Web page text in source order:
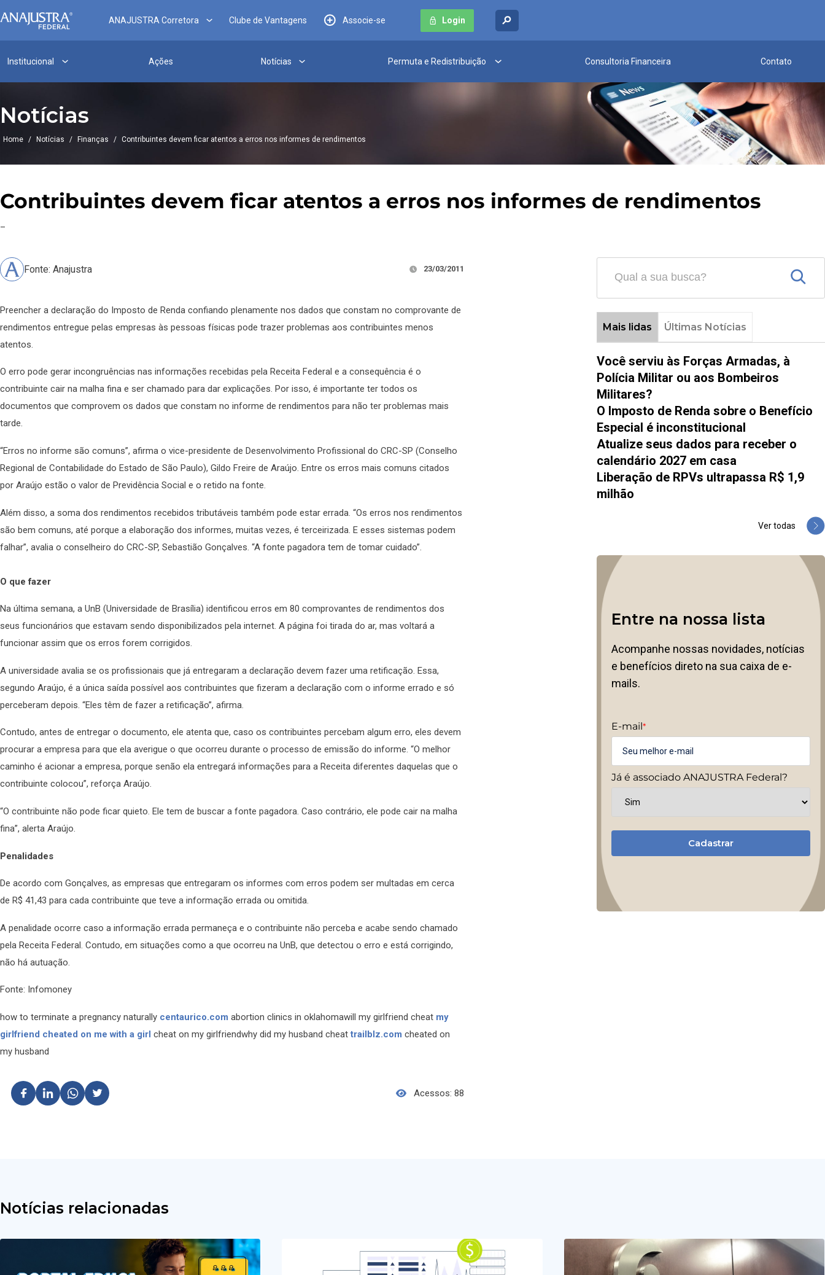
ANAJUSTRA Corretora Clube de Vantagens Associe-se Login
Institucional Ações Notícias Permuta e Redistribuição Consultoria Financeira Contato
Notícias
Home / Notícias / Finanças / Contribuintes devem ficar atentos a erros nos informes de rendimentos
Contribuintes devem ficar atentos a erros nos informes de rendimentos
–
Fonte: Anajustra 23/03/2011
Preencher a declaração do Imposto de Renda confiando plenamente nos dados que constam no comprovante de
rendimentos entregue pelas empresas às pessoas físicas pode trazer problemas aos contribuintes menos
atentos.
O erro pode gerar incongruências nas informações recebidas pela Receita Federal e a consequência é o
contribuinte cair na malha fina e ser chamado para dar explicações. Por isso, é importante ter todos os
documentos que comprovem os dados que constam no informe de rendimentos para não ter problemas mais
tarde.
“Erros no informe são comuns”, afirma o vice-presidente de Desenvolvimento Profissional do CRC-SP (Conselho
Regional de Contabilidade do Estado de São Paulo), Gildo Freire de Araújo. Entre os erros mais comuns citados
por Araújo estão o valor de Previdência Social e o retido na fonte.
Além disso, a soma dos rendimentos recebidos tributáveis também pode estar errada. “Os erros nos rendimentos
são bem comuns, até porque a elaboração dos informes, muitas vezes, é terceirizada. E esses sistemas podem
falhar”, avalia o conselheiro do CRC-SP, Sebastião Gonçalves. “A fonte pagadora tem de tomar cuidado”.
O que fazer
Na última semana, a UnB (Universidade de Brasília) identificou erros em 80 comprovantes de rendimentos dos
seus funcionários que estavam sendo disponibilizados pela internet. A página foi tirada do ar, mas voltará a
funcionar assim que os erros forem corrigidos.
A universidade avalia se os profissionais que já entregaram a declaração devem fazer uma retificação. Essa,
segundo Araújo, é a única saída possível aos contribuintes que fizeram a declaração com o informe errado e só
perceberam depois. “Eles têm de fazer a retificação”, afirma.
Contudo, antes de entregar o documento, ele atenta que, caso os contribuintes percebam algum erro, eles devem
procurar a empresa para que ela averigue o que ocorreu durante o processo de emissão do informe. “O melhor
caminho é acionar a empresa, porque senão ela entregará informações para a Receita diferentes daquelas que o
contribuinte colocou”, reforça Araújo.
“O contribuinte não pode ficar quieto. Ele tem de buscar a fonte pagadora. Caso contrário, ele pode cair na malha
fina”, alerta Araújo.
Penalidades
De acordo com Gonçalves, as empresas que entregaram os informes com erros podem ser multadas em cerca
de R$ 41,43 para cada contribuinte que teve a informação errada ou omitida.
A penalidade ocorre caso a informação errada permaneça e o contribuinte não perceba e acabe sendo chamado
pela Receita Federal. Contudo, em situações como a que ocorreu na UnB, que detectou o erro e está corrigindo,
não há autuação.
Fonte: Infomoney
how to terminate a pregnancy naturally centaurico.com abortion clinics in oklahomawill my girlfriend cheat my
girlfriend cheated on me with a girl cheat on my girlfriendwhy did my husband cheat trailblz.com cheated on
my husband
Acessos: 88
Mais lidas Últimas Notícias
Você serviu às Forças Armadas, à
Polícia Militar ou aos Bombeiros
Militares?
O Imposto de Renda sobre o Benefício
Especial é inconstitucional
Atualize seus dados para receber o
calendário 2027 em casa
Liberação de RPVs ultrapassa R$ 1,9
milhão
Ver todas
Entre na nossa lista
Acompanhe nossas novidades, notícias
e benefícios direto na sua caixa de e-
mails.
E-mail *
Já é associado ANAJUSTRA Federal?
Cadastrar
Notícias relacionadas